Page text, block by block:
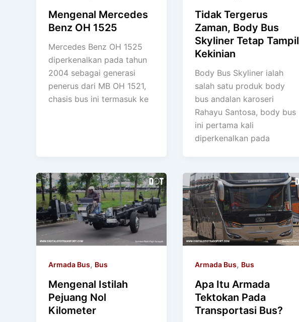
Mengenal Mercedes
Benz OH 1525
Mercedes Benz OH 1525
diperkenalkan pada tahun
2004 sebagai generasi
penerus dari MB OH 1521,
chasis bus ini termasuk ke
Tidak Tergerus
Zaman, Body Bus
Skyliner Tetap Tampil
Kekinian
Body Bus Skyliner ialah
salah satu produk body
bus andalan karoseri
Rahayu Santosa, body bus
ini pertama kali
diperkenalkan pada
Armada Bus, Bus
Mengenal Istilah
Pejuang Nol
Kilometer
Armada Bus, Bus
Apa Itu Armada
Tektokan Pada
Transportasi Bus?